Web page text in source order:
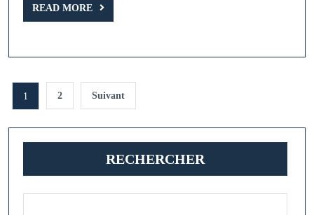
READ MORE
READ
MORE
Pagination
des
publications
1 2 Suivant
RECHERCHER